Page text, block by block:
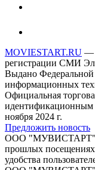
MOVIESTART.RU —
регистрации СМИ
Выдано Федеральной
информационных
Официальная
идентификационным
ноября 2024 г.
Предложить новость
ООО "МУВИСТАРТ"
прошлых посещениях
удобства